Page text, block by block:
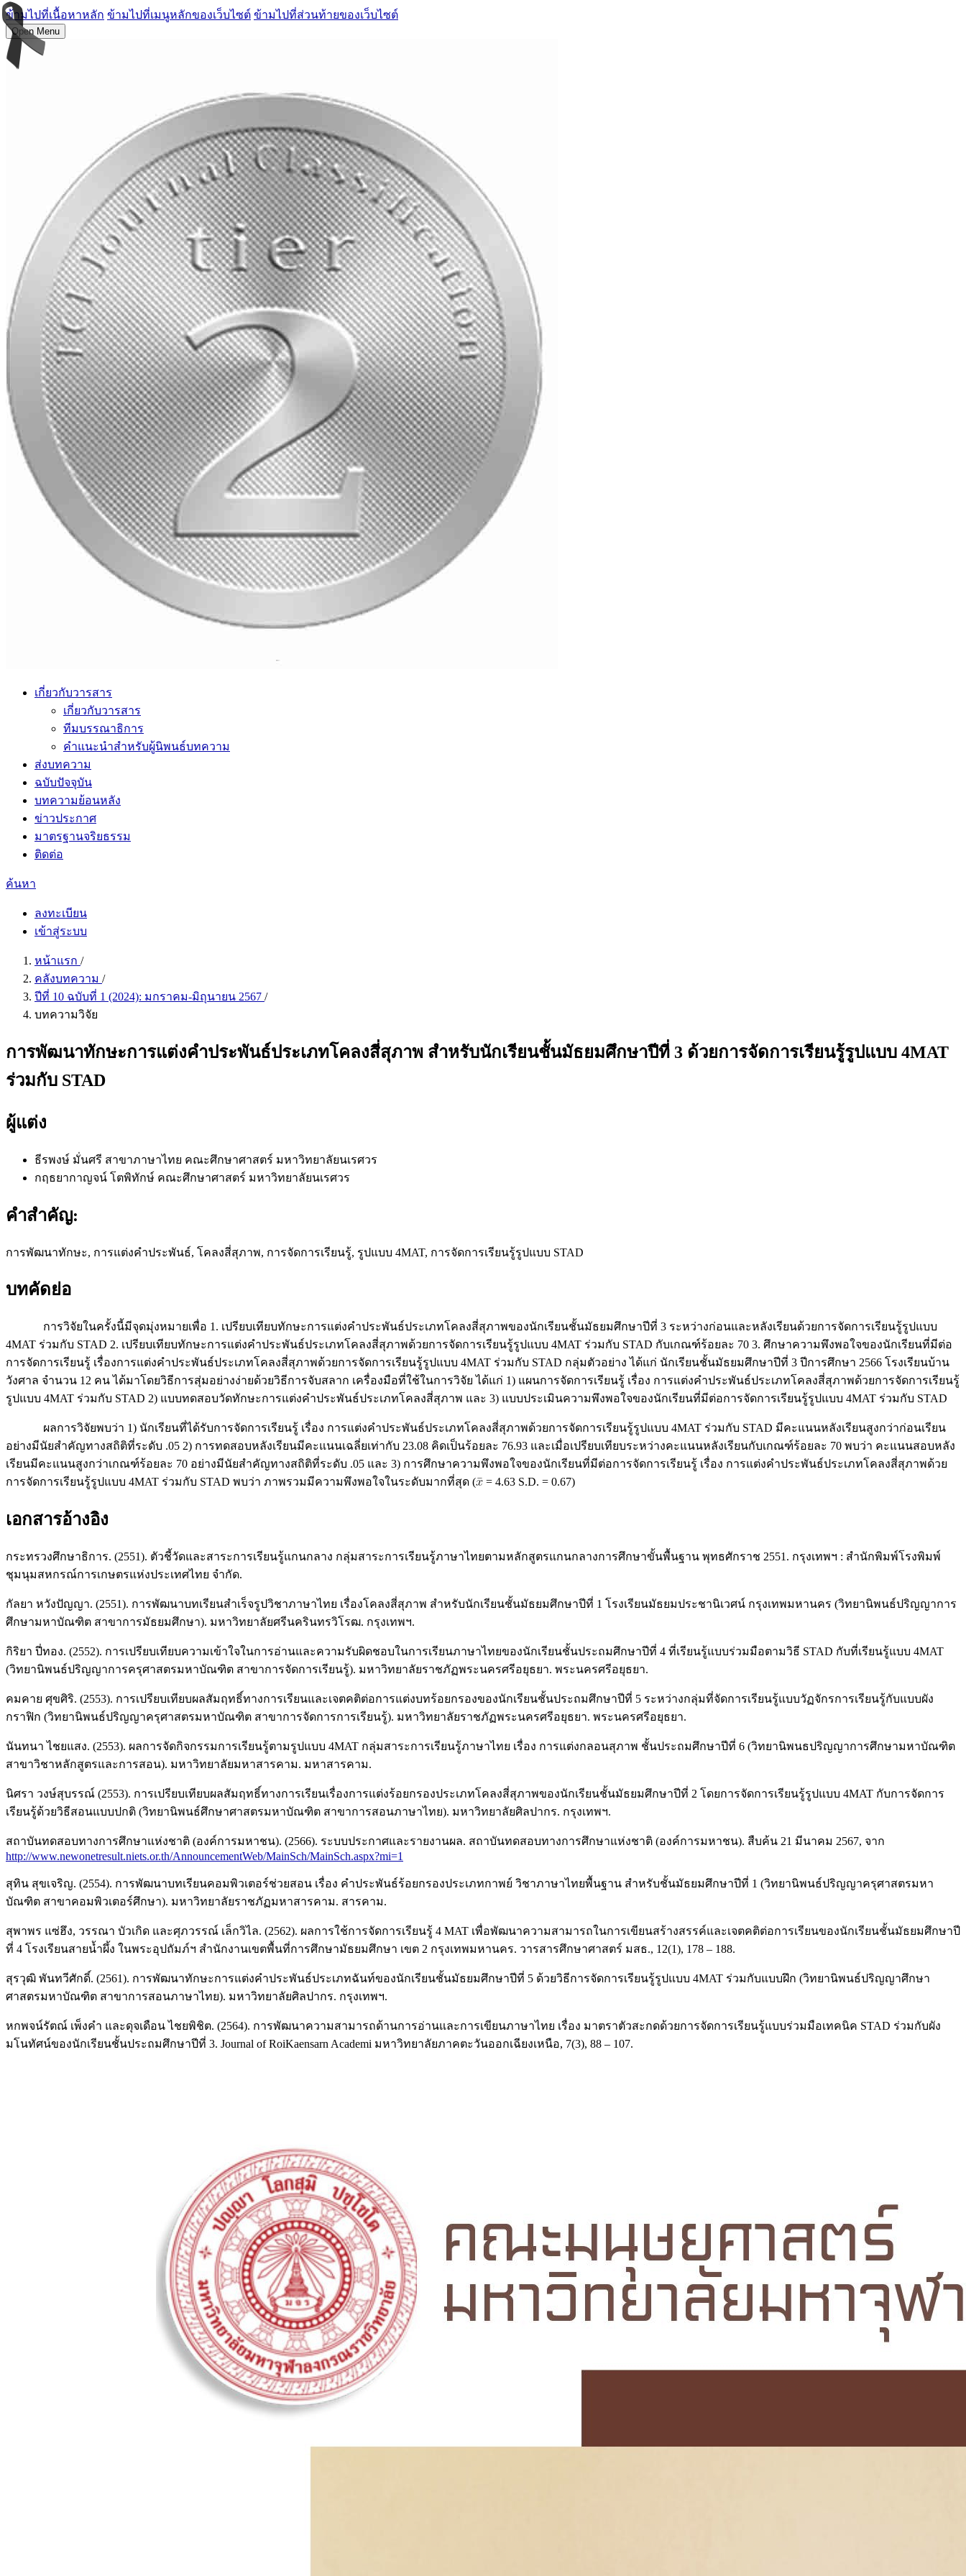
ข้ามไปที่เนื้อหาหลัก ข้ามไปที่เมนูหลักของเว็บไซต์ ข้ามไปที่ส่วนท้ายของเว็บไซต์
Open Menu
เกี่ยวกับวารสาร
เกี่ยวกับวารสาร
ทีมบรรณาธิการ
คำแนะนำสำหรับผู้นิพนธ์บทความ
ส่งบทความ
ฉบับปัจจุบัน
บทความย้อนหลัง
ข่าวประกาศ
มาตรฐานจริยธรรม
ติดต่อ
ค้นหา
ลงทะเบียน
เข้าสู่ระบบ
หน้าแรก /
คลังบทความ /
ปีที่ 10 ฉบับที่ 1 (2024): มกราคม-มิถุนายน 2567 /
บทความวิจัย
การพัฒนาทักษะการแต่งคำประพันธ์ประเภทโคลงสี่สุภาพ สำหรับนักเรียนชั้นมัธยมศึกษาปีที่ 3 ด้วยการจัดการเรียนรู้รูปแบบ 4MAT
ร่วมกับ STAD
ผู้แต่ง
ธีรพงษ์ มั่นศรี สาขาภาษาไทย คณะศึกษาศาสตร์ มหาวิทยาลัยนเรศวร
กฤธยากาญจน์ โตพิทักษ์ คณะศึกษาศาสตร์ มหาวิทยาลัยนเรศวร
คำสำคัญ:
การพัฒนาทักษะ, การแต่งคำประพันธ์, โคลงสี่สุภาพ, การจัดการเรียนรู้, รูปแบบ 4MAT, การจัดการเรียนรู้รูปแบบ STAD
บทคัดย่อ
การวิจัยในครั้งนี้มีจุดมุ่งหมายเพื่อ 1. เปรียบเทียบทักษะการแต่งคำประพันธ์ประเภทโคลงสี่สุภาพของนักเรียนชั้นมัธยมศึกษาปีที่ 3 ระหว่างก่อนและหลังเรียนด้วยการจัดการเรียนรู้รูปแบบ
4MAT ร่วมกับ STAD 2. เปรียบเทียบทักษะการแต่งคำประพันธ์ประเภทโคลงสี่สุภาพด้วยการจัดการเรียนรู้รูปแบบ 4MAT ร่วมกับ STAD กับเกณฑ์ร้อยละ 70 3. ศึกษาความพึงพอใจของนักเรียนที่มีต่อ
การจัดการเรียนรู้ เรื่องการแต่งคำประพันธ์ประเภทโคลงสี่สุภาพด้วยการจัดการเรียนรู้รูปแบบ 4MAT ร่วมกับ STAD กลุ่มตัวอย่าง ได้แก่ นักเรียนชั้นมัธยมศึกษาปีที่ 3 ปีการศึกษา 2566 โรงเรียนบ้าน
วังศาล จำนวน 12 คน ได้มาโดยวิธีการสุ่มอย่างง่ายด้วยวิธีการจับสลาก เครื่องมือที่ใช้ในการวิจัย ได้แก่ 1) แผนการจัดการเรียนรู้ เรื่อง การแต่งคำประพันธ์ประเภทโคลงสี่สุภาพด้วยการจัดการเรียนรู้
รูปแบบ 4MAT ร่วมกับ STAD 2) แบบทดสอบวัดทักษะการแต่งคำประพันธ์ประเภทโคลงสี่สุภาพ และ 3) แบบประเมินความพึงพอใจของนักเรียนที่มีต่อการจัดการเรียนรู้รูปแบบ 4MAT ร่วมกับ STAD
ผลการวิจัยพบว่า 1) นักเรียนที่ได้รับการจัดการเรียนรู้ เรื่อง การแต่งคำประพันธ์ประเภทโคลงสี่สุภาพด้วยการจัดการเรียนรู้รูปแบบ 4MAT ร่วมกับ STAD มีคะแนนหลังเรียนสูงกว่าก่อนเรียน
อย่างมีนัยสำคัญทางสถิติที่ระดับ .05 2) การทดสอบหลังเรียนมีคะแนนเฉลี่ยเท่ากับ 23.08 คิดเป็นร้อยละ 76.93 และเมื่อเปรียบเทียบระหว่างคะแนนหลังเรียนกับเกณฑ์ร้อยละ 70 พบว่า คะแนนสอบหลัง
เรียนมีคะแนนสูงกว่าเกณฑ์ร้อยละ 70 อย่างมีนัยสำคัญทางสถิติที่ระดับ .05 และ 3) การศึกษาความพึงพอใจของนักเรียนที่มีต่อการจัดการเรียนรู้ เรื่อง การแต่งคำประพันธ์ประเภทโคลงสี่สุภาพด้วย
การจัดการเรียนรู้รูปแบบ 4MAT ร่วมกับ STAD พบว่า ภาพรวมมีความพึงพอใจในระดับมากที่สุด (
= 4.63 S.D. = 0.67)
เอกสารอ้างอิง
กระทรวงศึกษาธิการ. (2551). ตัวชี้วัดและสาระการเรียนรู้แกนกลาง กลุ่มสาระการเรียนรู้ภาษาไทยตามหลักสูตรแกนกลางการศึกษาขั้นพื้นฐาน พุทธศักราช 2551. กรุงเทพฯ : สำนักพิมพ์โรงพิมพ์
ชุมนุมสหกรณ์การเกษตรแห่งประเทศไทย จำกัด.
กัลยา หวังปัญญา. (2551). การพัฒนาบทเรียนสำเร็จรูปวิชาภาษาไทย เรื่องโคลงสี่สุภาพ สำหรับนักเรียนชั้นมัธยมศึกษาปีที่ 1 โรงเรียนมัธยมประชานิเวศน์ กรุงเทพมหานคร (วิทยานิพนธ์ปริญญาการ
ศึกษามหาบัณฑิต สาขาการมัธยมศึกษา). มหาวิทยาลัยศรีนครินทรวิโรฒ. กรุงเทพฯ.
กิริยา ปี่ทอง. (2552). การเปรียบเทียบความเข้าใจในการอ่านและความรับผิดชอบในการเรียนภาษาไทยของนักเรียนชั้นประถมศึกษาปีที่ 4 ที่เรียนรู้แบบร่วมมือตามวิธี STAD กับที่เรียนรู้แบบ 4MAT
(วิทยานิพนธ์ปริญญาการครุศาสตรมหาบัณฑิต สาขาการจัดการเรียนรู้). มหาวิทยาลัยราชภัฏพระนครศรีอยุธยา. พระนครศรีอยุธยา.
คมคาย ศุขศิริ. (2553). การเปรียบเทียบผลสัมฤทธิ์ทางการเรียนและเจตคติต่อการแต่งบทร้อยกรองของนักเรียนชั้นประถมศึกษาปีที่ 5 ระหว่างกลุ่มที่จัดการเรียนรู้แบบวัฏจักรการเรียนรู้กับแบบผัง
กราฟิก (วิทยานิพนธ์ปริญญาครุศาสตรมหาบัณฑิต สาขาการจัดการการเรียนรู้). มหาวิทยาลัยราชภัฏพระนครศรีอยุธยา. พระนครศรีอยุธยา.
นันทนา ไชยแสง. (2553). ผลการจัดกิจกรรมการเรียนรู้ตามรูปแบบ 4MAT กลุ่มสาระการเรียนรู้ภาษาไทย เรื่อง การแต่งกลอนสุภาพ ชั้นประถมศึกษาปีที่ 6 (วิทยานิพนธปริญญาการศึกษามหาบัณฑิต
สาขาวิชาหลักสูตรและการสอน). มหาวิทยาลัยมหาสารคาม. มหาสารคาม.
นิศรา วงษ์สุบรรณ์ (2553). การเปรียบเทียบผลสัมฤทธิ์ทางการเรียนเรื่องการแต่งร้อยกรองประเภทโคลงสี่สุภาพของนักเรียนชั้นมัธยมศึกษาปีที่ 2 โดยการจัดการเรียนรู้รูปแบบ 4MAT กับการจัดการ
เรียนรู้ด้วยวิธีสอนแบบปกติ (วิทยานิพนธ์ศึกษาศาสตรมหาบัณฑิต สาขาการสอนภาษาไทย). มหาวิทยาลัยศิลปากร. กรุงเทพฯ.
สถาบันทดสอบทางการศึกษาแห่งชาติ (องค์การมหาชน). (2566). ระบบประกาศและรายงานผล. สถาบันทดสอบทางการศึกษาแห่งชาติ (องค์การมหาชน). สืบค้น 21 มีนาคม 2567, จาก
http://www.newonetresult.niets.or.th/AnnouncementWeb/MainSch/MainSch.aspx?mi=1
สุทิน สุขเจริญ. (2554). การพัฒนาบทเรียนคอมพิวเตอร์ช่วยสอน เรื่อง คำประพันธ์ร้อยกรองประเภทกาพย์ วิชาภาษาไทยพื้นฐาน สำหรับชั้นมัธยมศึกษาปีที่ 1 (วิทยานิพนธ์ปริญญาครุศาสตรมหา
บัณฑิต สาขาคอมพิวเตอร์ศึกษา). มหาวิทยาลัยราชภัฏมหาสารคาม. สารคาม.
สุพาพร แซ่ฮึง, วรรณา บัวเกิด และศุภวรรณ์ เล็กวิไล. (2562). ผลการใช้การจัดการเรียนรู้ 4 MAT เพื่อพัฒนาความสามารถในการเขียนสร้างสรรค์และเจตคติต่อการเรียนของนักเรียนชั้นมัธยมศึกษาปี
ที่ 4 โรงเรียนสายน้ำผึ้ง ในพระอุปถัมภ์ฯ สำนักงานเขตพื้นที่การศึกษามัธยมศึกษา เขต 2 กรุงเทพมหานคร. วารสารศึกษาศาสตร์ มสธ., 12(1), 178 – 188.
สุรวุฒิ พันทวีศักดิ์. (2561). การพัฒนาทักษะการแต่งคำประพันธ์ประเภทฉันท์ของนักเรียนชั้นมัธยมศึกษาปีที่ 5 ด้วยวิธีการจัดการเรียนรู้รูปแบบ 4MAT ร่วมกับแบบฝึก (วิทยานิพนธ์ปริญญาศึกษา
ศาสตรมหาบัณฑิต สาขาการสอนภาษาไทย). มหาวิทยาลัยศิลปากร. กรุงเทพฯ.
หกพจน์รัตณ์ เพ็งคำ และดุจเดือน ไชยพิชิต. (2564). การพัฒนาความสามารถด้านการอ่านและการเขียนภาษาไทย เรื่อง มาตราตัวสะกดด้วยการจัดการเรียนรู้แบบร่วมมือเทคนิค STAD ร่วมกับผัง
มโนทัศน์ของนักเรียนชั้นประถมศึกษาปีที่ 3. Journal of RoiKaensarn Academi มหาวิทยาลัยภาคตะวันออกเฉียงเหนือ, 7(3), 88 – 107.